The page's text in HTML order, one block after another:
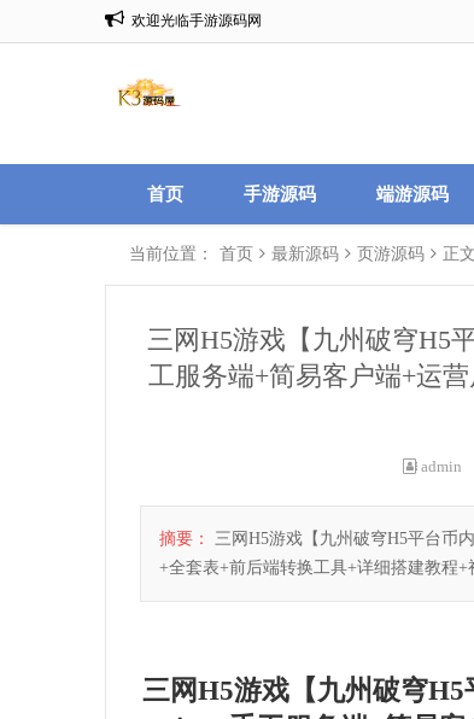
全站充值1比1
首页 手游源码 端游源码
当前位置： 首页 最新源码 页游源码 正文
三网H5游戏【九州破穹H5
工服务端+简易客户端+运
admin
摘要：
三网H5游戏【九州破穹H5平台币
+全套表+前后端转换工具+详细搭建教程+
三网H5游戏【九州破穹H5